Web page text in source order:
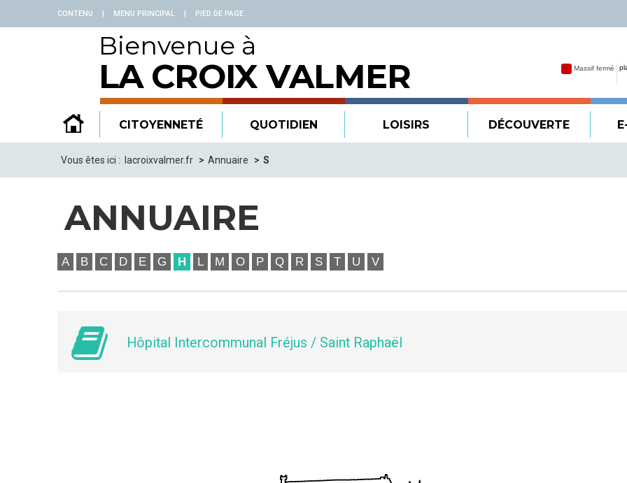
CONTENU | MENU PRINCIPAL | PIED DE PAGE
Bienvenue à
LA CROIX VALMER
CITOYENNETÉ QUOTIDIEN LOISIRS DÉCOUVERTE
Vous êtes ici : lacroixvalmer.fr Annuaire S
ANNUAIRE
A B C D E G H L M O P Q R S T U V
Hôpital Intercommunal Fréjus / Saint Raphaël